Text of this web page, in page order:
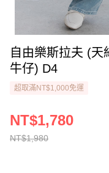
自由樂斯拉夫 (天
牛仔) D4
超取滿NT$1,000免運
NT$1,980
NT$1,780